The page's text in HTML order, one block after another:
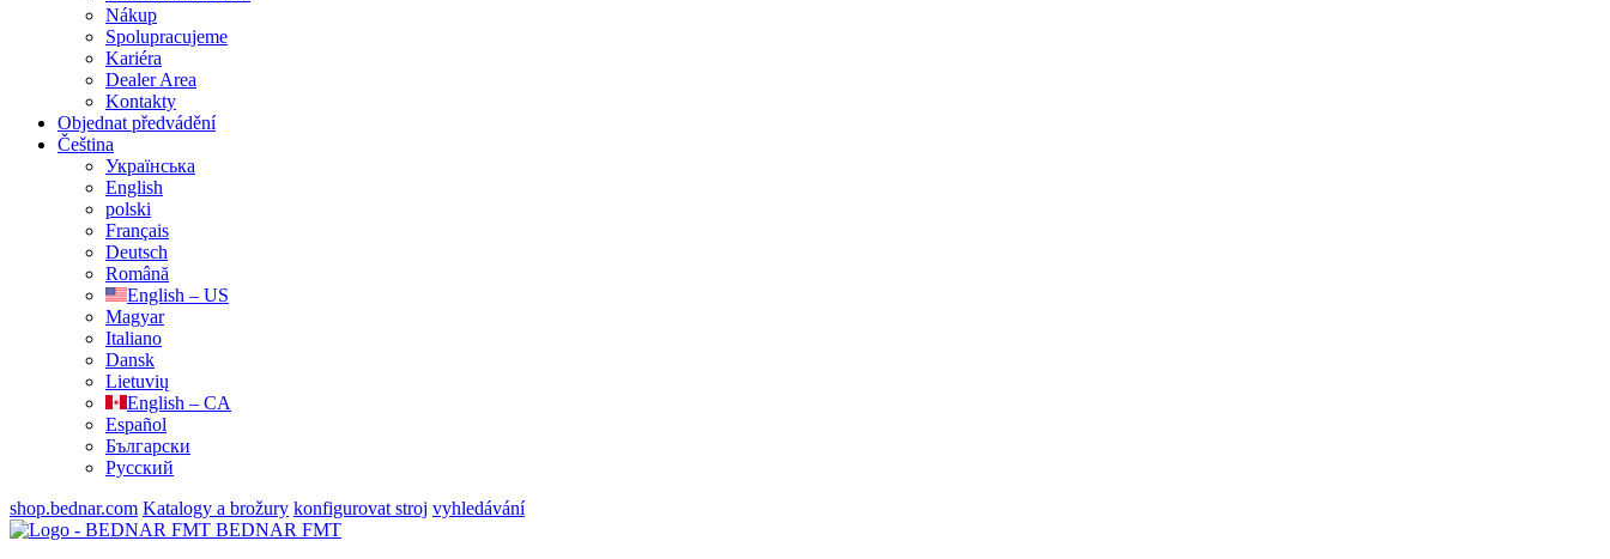
Nákup
Spolupracujeme
Kariéra
Dealer Area
Kontakty
Objednat předvádění
Čeština
Українська
English
polski
Français
Deutsch
Română
English – US
Magyar
Italiano
Dansk
Lietuvių
English – CA
Español
Български
Русский
shop.bednar.com Katalogy a brožury konfigurovat stroj vyhledávání
BEDNAR FMT